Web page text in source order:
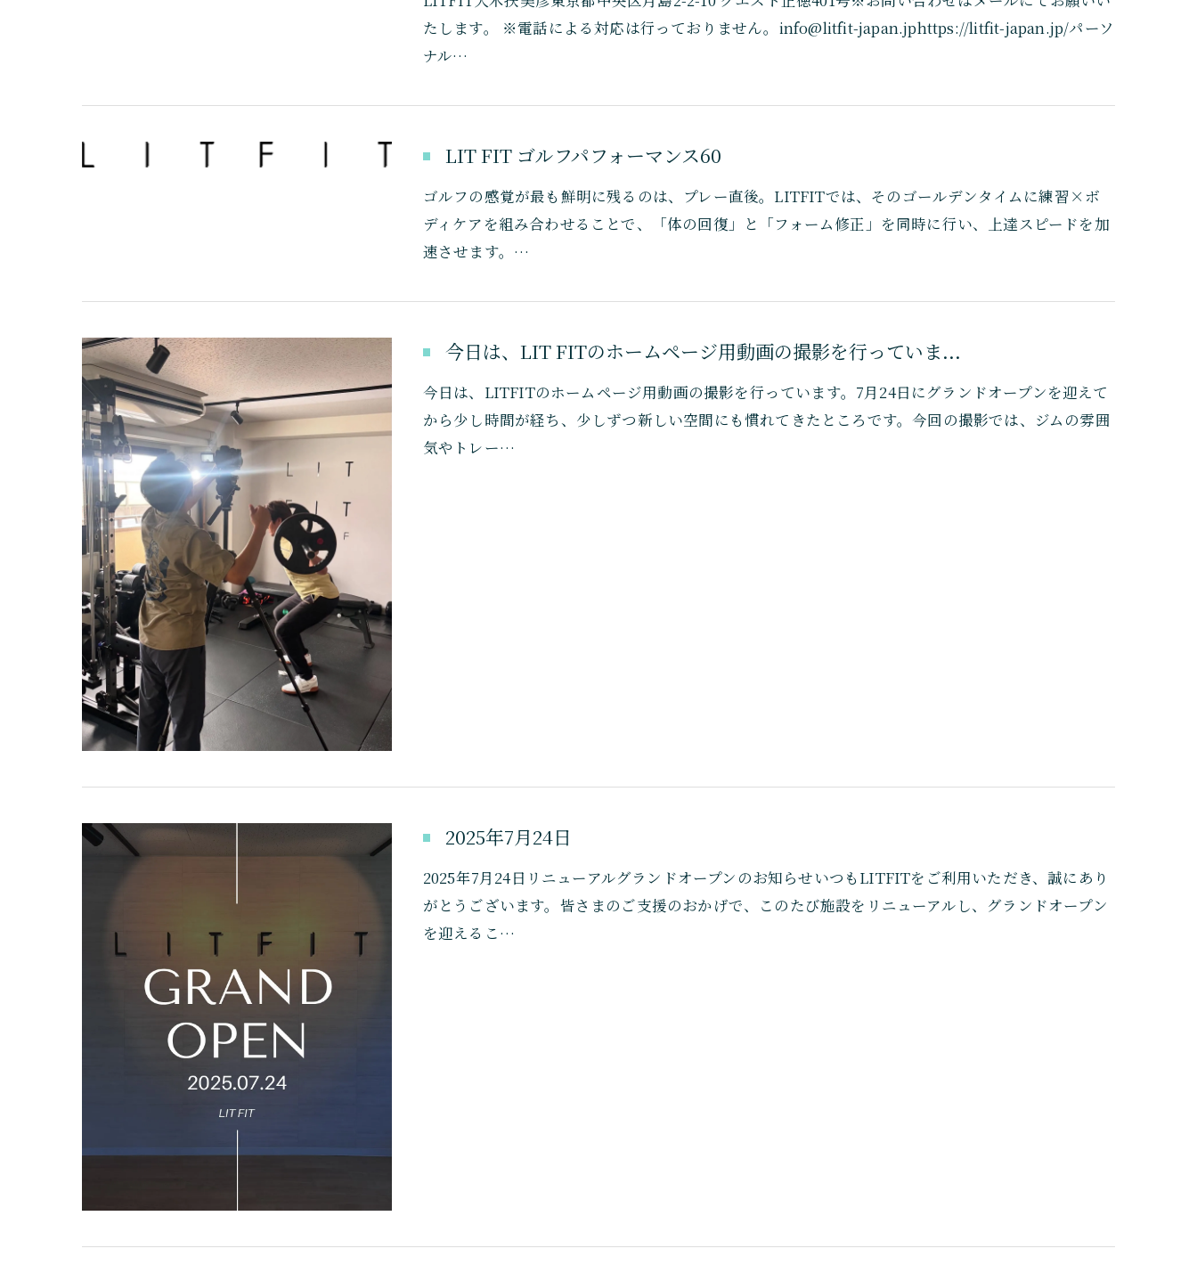
たします。 ※電話による対応は行っておりません。info@litfit-japan.jphttps://litfit-japan.jp/パーソ
ナル…
LIT FIT ゴルフパフォーマンス60
ゴルフの感覚が最も鮮明に残るのは、プレー直後。LITFITでは、そのゴールデンタイムに練習×ボ
ディケアを組み合わせることで、「体の回復」と「フォーム修正」を同時に行い、上達スピードを加
速させます。…
今日は、LIT FITのホームページ用動画の撮影を行っていま...
今日は、LITFITのホームページ用動画の撮影を行っています。7月24日にグランドオープンを迎えて
から少し時間が経ち、少しずつ新しい空間にも慣れてきたところです。今回の撮影では、ジムの雰囲
気やトレー…
2025年7月24日
2025年7月24日リニューアルグランドオープンのお知らせいつもLITFITをご利用いただき、誠にあり
がとうございます。皆さまのご支援のおかげで、このたび施設をリニューアルし、グランドオープン
を迎えるこ…